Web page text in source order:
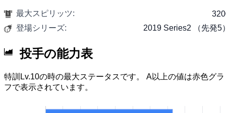
最大スピリッツ:
登場シリーズ:
2019 Series2 （先発5
投手の能力表
特訓Lv.10の時の最大ステータスです。 A以上の値は赤色グラ
フで表示されています。